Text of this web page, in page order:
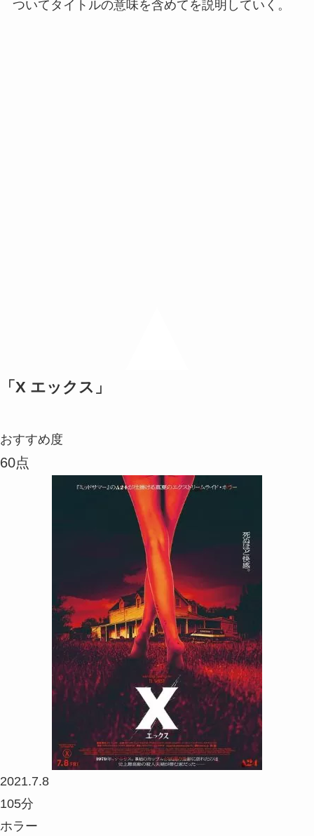
ついてタイトルの意味を含めてを説明していく。
「X エックス」
おすすめ度
60点
2021.7.8
105分
ホラー